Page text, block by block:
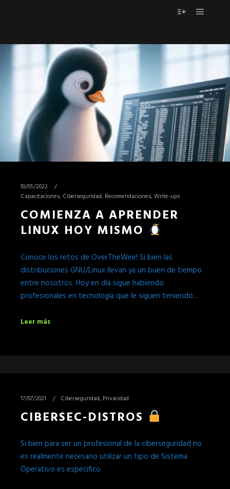
10/05/2022
Capacitaciones, Ciberseguridad, Recomendaciones, Write-ups
COMIENZA A APRENDER
LINUX HOY MISMO
Conoce los retos de OverTheWire! Si bien las
distribuciones GNU/Linux llevan ya un buen de tiempo
entre nosotros. Hoy en día sigue habiendo
profesionales en tecnología que le siguen teniendo…
Leer más
17/07/2021 Ciberseguridad, Privacidad
CIBERSEC-DISTROS
Si bien para ser un profesional de la ciberseguridad no
es realmente necesario utilizar un tipo de Sistema
Operativo es especifico